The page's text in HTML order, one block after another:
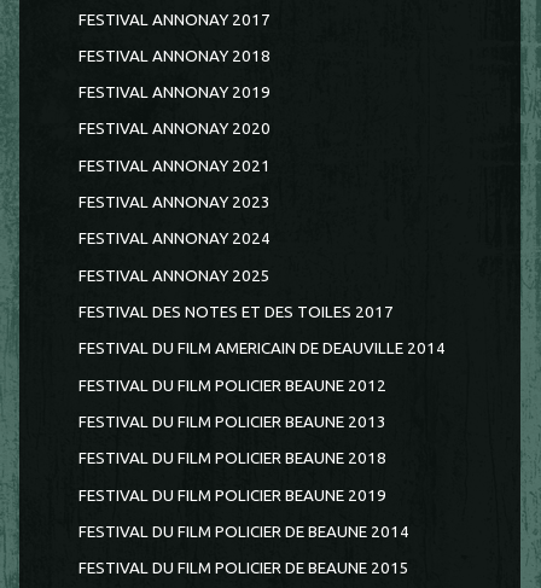
FESTIVAL ANNONAY 2017
FESTIVAL ANNONAY 2018
FESTIVAL ANNONAY 2019
FESTIVAL ANNONAY 2020
FESTIVAL ANNONAY 2021
FESTIVAL ANNONAY 2023
FESTIVAL ANNONAY 2024
FESTIVAL ANNONAY 2025
FESTIVAL DES NOTES ET DES TOILES 2017
FESTIVAL DU FILM AMERICAIN DE DEAUVILLE 2014
FESTIVAL DU FILM POLICIER BEAUNE 2012
FESTIVAL DU FILM POLICIER BEAUNE 2013
FESTIVAL DU FILM POLICIER BEAUNE 2018
FESTIVAL DU FILM POLICIER BEAUNE 2019
FESTIVAL DU FILM POLICIER DE BEAUNE 2014
FESTIVAL DU FILM POLICIER DE BEAUNE 2015